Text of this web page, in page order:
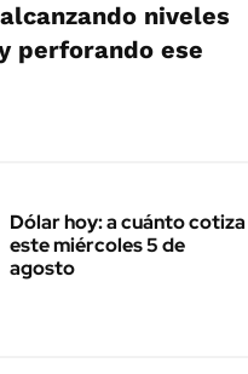
niveles
perforando ese
Dólar hoy: a cuánto cotiza
este miércoles 5 de
agosto